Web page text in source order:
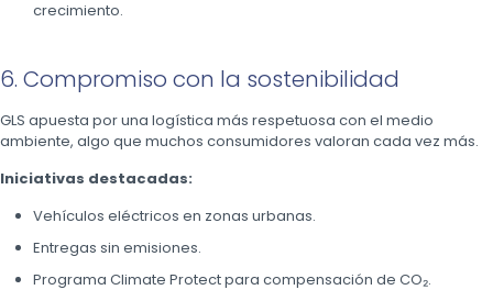
crecimiento.
6. Compromiso con la sostenibilidad
GLS apuesta por una logística más respetuosa con el medio
ambiente, algo que muchos consumidores valoran cada vez más.
Iniciativas destacadas:
Vehículos eléctricos en zonas urbanas.
Entregas sin emisiones.
Programa Climate Protect para compensación de CO₂.